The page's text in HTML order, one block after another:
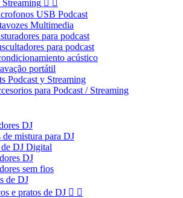
Streaming  
USB Podcast
Multimedia
para podcast
para podcast
acústico
portátil
Podcast y Streaming
para Podcast / Streaming
DJ
de mistura para DJ
de DJ Digital
DJ
sem fios
de DJ
e pratos de DJ  